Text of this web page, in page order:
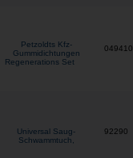
92290